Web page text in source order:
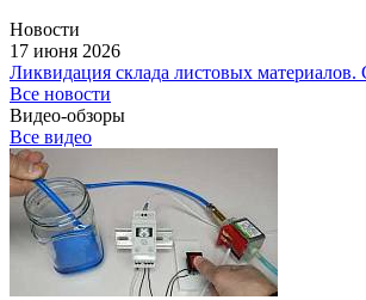
Новости
17 июня 2026
Ликвидация склада листовых материалов.
Все новости
Видео-обзоры
Все видео